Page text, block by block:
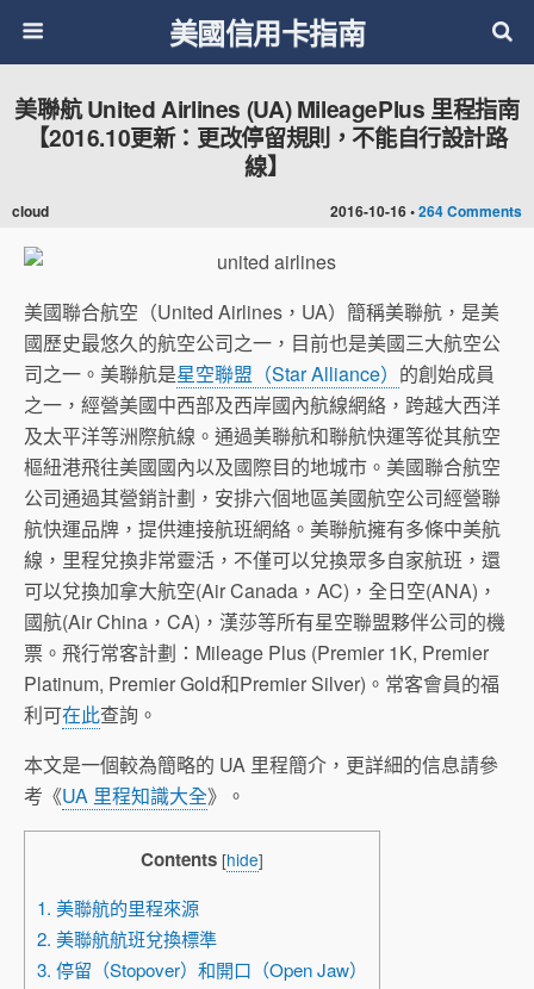
美國信用卡指南
2016-10-16 •264 Comments
美聯航 United Airlines (UA) MileagePlus 里程指南
【2016.10更新：更改停留規則，不能自行設計路
線】
cloud
美國聯合航空（United Airlines，UA）簡稱美聯航，是美
國歷史最悠久的航空公司之一，目前也是美國三大航空公
司之一。美聯航是星空聯盟（Star Alliance） 的創始成員
之一，經營美國中西部及西岸國內航線網絡，跨越大西洋
及太平洋等洲際航線。通過美聯航和聯航快運等從其航空
樞紐港飛往美國國內以及國際目的地城市。美國聯合航空
公司通過其營銷計劃，安排六個地區美國航空公司經營聯
航快運品牌，提供連接航班網絡。美聯航擁有多條中美航
線，里程兌換非常靈活，不僅可以兌換眾多自家航班，還
可以兌換加拿大航空(Air Canada，AC)，全日空(ANA)，
國航(Air China，CA)，漢莎等所有星空聯盟夥伴公司的機
票。飛行常客計劃：Mileage Plus (Premier 1K, Premier
Platinum, Premier Gold和Premier Silver)。常客會員的福
利可在此查詢。
本文是一個較為簡略的 UA 里程簡介，更詳細的信息請參
考《UA 里程知識大全》。
Contents [hide]
1. 美聯航的里程來源
2. 美聯航航班兌換標準
3. 停留（Stopover）和開口（Open Jaw）